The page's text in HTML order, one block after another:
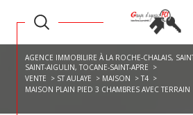
AGENCE IMMOBILIRE À LA ROCHE-CHALAIS,
SAINT-AIGULIN, TOCANE-SAINT-APRE
VENTE
ST AULAYE MAISON
T4
MAISON PLAIN PIED 3 CHAMBRES AVEC TERRAIN